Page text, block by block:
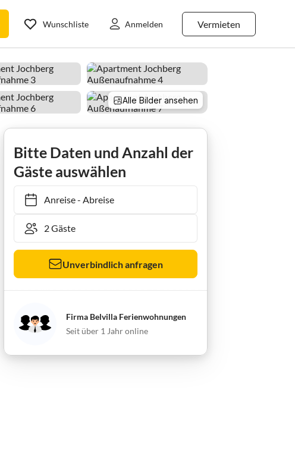
Vermieten
Wunschliste Anmelden
Alle Bilder ansehen
Bitte Daten und Anzahl der
Gäste auswählen
Anreise- Abreise
Unverbindlich anfragen
Firma Belvilla Ferienwohnungen
Seit über 1 Jahr online